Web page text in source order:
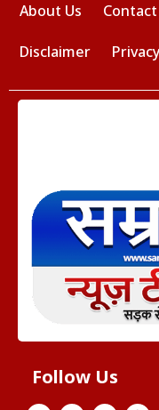
About Us Contact
Disclaimer
Follow Us